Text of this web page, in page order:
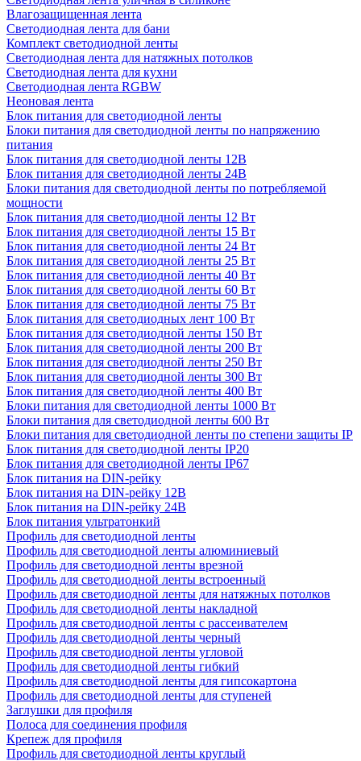
Влагозащищенная лента
Светодиодная лента для бани
Комплект светодиодной ленты
Светодиодная лента для натяжных потолков
Светодиодная лента для кухни
Светодиодная лента RGBW
Неоновая лента
Блок питания для светодиодной ленты
Блоки питания для светодиодной ленты по напряжению
питания
Блок питания для светодиодной ленты 12В
Блок питания для светодиодной ленты 24В
Блоки питания для светодиодной ленты по потребляемой
мощности
Блок питания для светодиодной ленты 12 Вт
Блок питания для светодиодной ленты 15 Вт
Блок питания для светодиодной ленты 24 Вт
Блок питания для светодиодной ленты 25 Вт
Блок питания для светодиодной ленты 40 Вт
Блок питания для светодиодной ленты 60 Вт
Блок питания для светодиодной ленты 75 Вт
Блок питания для светодиодных лент 100 Вт
Блок питания для светодиодной ленты 150 Вт
Блок питания для светодиодной ленты 200 Вт
Блок питания для светодиодной ленты 250 Вт
Блок питания для светодиодной ленты 300 Вт
Блок питания для светодиодной ленты 400 Вт
Блоки питания для светодиодной ленты 1000 Вт
Блоки питания для светодиодной ленты 600 Вт
Блоки питания для светодиодной ленты по степени защиты IP
Блок питания для светодиодной ленты IP20
Блок питания для светодиодной ленты IP67
Блок питания на DIN-рейку
Блок питания на DIN-рейку 12В
Блок питания на DIN-рейку 24В
Блок питания ультратонкий
Профиль для светодиодной ленты
Профиль для светодиодной ленты алюминиевый
Профиль для светодиодной ленты врезной
Профиль для светодиодной ленты встроенный
Профиль для светодиодной ленты для натяжных потолков
Профиль для светодиодной ленты накладной
Профиль для светодиодной ленты с рассеивателем
Профиль для светодиодной ленты черный
Профиль для светодиодной ленты угловой
Профиль для светодиодной ленты гибкий
Профиль для светодиодной ленты для гипсокартона
Профиль для светодиодной ленты для ступеней
Заглушки для профиля
Полоса для соединения профиля
Крепеж для профиля
Профиль для светодиодной ленты круглый